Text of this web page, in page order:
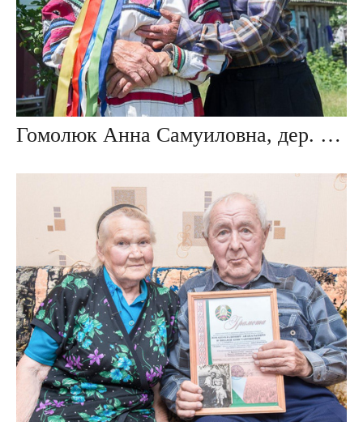
Гомолюк Анна Самуиловна, дер. Повитье, Беларусь